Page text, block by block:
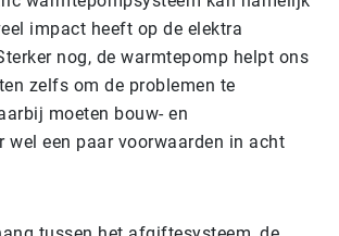
impact heeft op de elektra
nog, de warmtepomp helpt ons
zelfs om de problemen te
moeten bouw- en
wel een paar voorwaarden in acht